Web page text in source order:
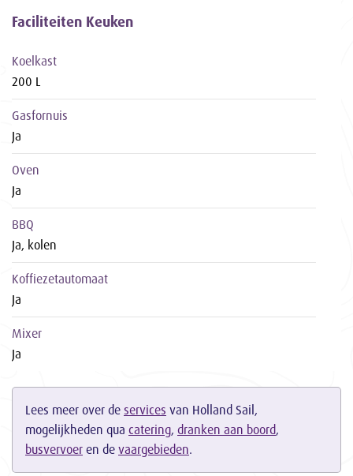
Faciliteiten Keuken
Koelkast
200 L
Gasfornuis
Ja
Oven
Ja
BBQ
Ja, kolen
Koffiezetautomaat
Ja
Mixer
Ja
Lees meer over de services van Holland Sail,
mogelijkheden qua catering, dranken aan boord,
busvervoer en de vaargebieden.